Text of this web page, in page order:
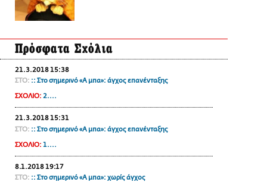
LIFO SHOP
NEWSLETTER
ΜΙΚΡΟΠΡΑΓΜΑΤΑ
THE GOOD LIFO
LIFOLAND
CITY GUIDE
ΑΜΠΑ
PRINT
Plus
Πρόσφατα Σχόλια
21.3.2018 15:38
ΣΤΟ: :: Στο σημερινό «Α μπα»: άγχος επανένταξης
ΣΧΟΛΙΟ: 2....
21.3.2018 15:31
ΣΤΟ: :: Στο σημερινό «Α μπα»: άγχος επανένταξης
ΣΧΟΛΙΟ: 1....
8.1.2018 19:17
ΣΤΟ: :: Στο σημερινό «Α μπα»: χωρίς άγχος